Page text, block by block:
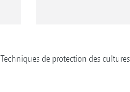
Techniques de protection des cultures